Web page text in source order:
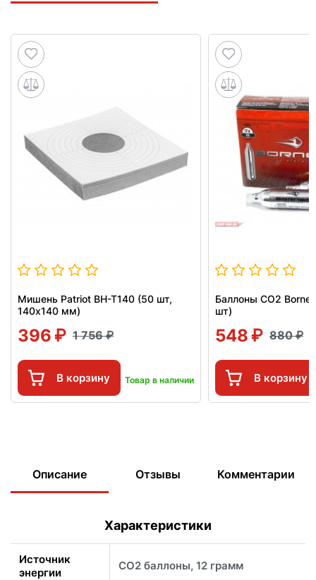
Мишень Patriot BH-T140 (50 шт,
140x140 мм)
396 1 756
В корзину Товар в наличии
Баллоны СО2
шт)
548 880
В корзину
Описание Отзывы Комментарии
Характеристики
Источник
энергии
CO2 баллоны, 12 грамм